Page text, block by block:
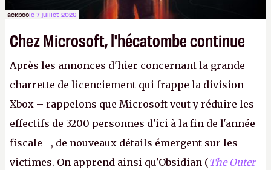
ackboole 7 juillet 2026
Chez Microsoft, l'hécatombe continue
Après les annonces d'hier concernant la grande
charrette de licenciement qui frappe la division
Xbox – rappelons que Microsoft veut y réduire les
effectifs de 3200 personnes d'ici à la fin de l'année
fiscale –, de nouveaux détails émergent sur les
victimes. On apprend ainsi qu'Obsidian (The Outer